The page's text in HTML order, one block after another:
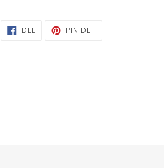
DEL
PÅ
PIN DETPIN